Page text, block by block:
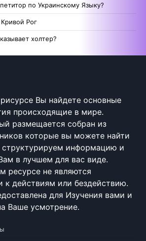
по Украинскому Языку?
Кривой Рог
холтер?
Вы найдете основные
происходящие в мире.
размещается собран из
которые вы можете найти
информацию и
в лучшем для вас виде.
ресурсе не являются
к действиям или бездействию.
для Изучения вами и
Ваше усмотрение.